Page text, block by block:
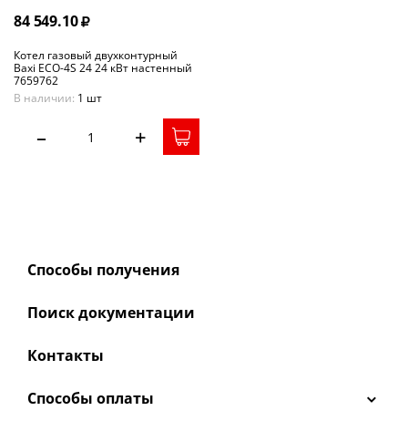
84 549.10
Котел газовый двухконтурный
Baxi ECO-4S 24 24 кВт настенный
7659762
В наличии: 1 шт
– +
Способы получения
Поиск документации
Контакты
Способы оплаты